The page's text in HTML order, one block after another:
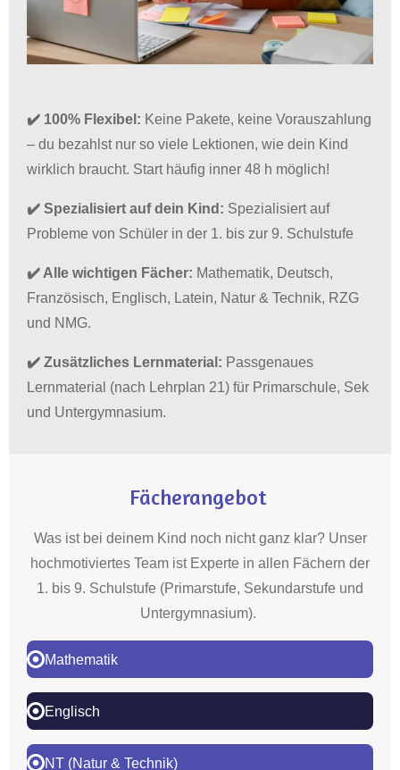
✔️ 100% Flexibel: Keine Pakete, keine Vorauszahlung
– du bezahlst nur so viele Lektionen, wie dein Kind
wirklich braucht. Start häufig inner 48 h möglich!
✔️ Spezialisiert auf dein Kind: Spezialisiert auf
Probleme von Schüler in der 1. bis zur 9. Schulstufe
✔️ Alle wichtigen Fächer: Mathematik, Deutsch,
Französisch, Englisch, Latein, Natur & Technik, RZG
und NMG.
✔️ Zusätzliches Lernmaterial: Passgenaues
Lernmaterial (nach Lehrplan 21) für Primarschule, Sek
und Untergymnasium.
Fächerangebot
Was ist bei deinem Kind noch nicht ganz klar? Unser
hochmotiviertes Team ist Experte in allen Fächern der
1. bis 9. Schulstufe (Primarstufe, Sekundarstufe und
Untergymnasium).
Mathematik
Englisch
NT (Natur & Technik)